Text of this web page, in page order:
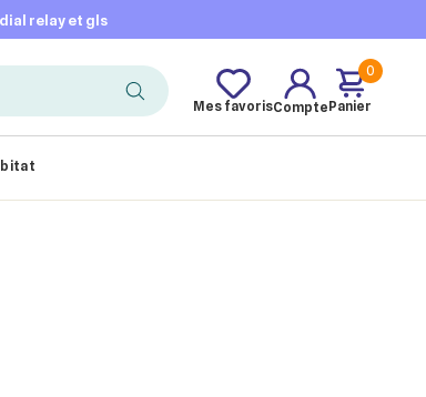
relay et gls
Mes favorisCompte
0
Panier